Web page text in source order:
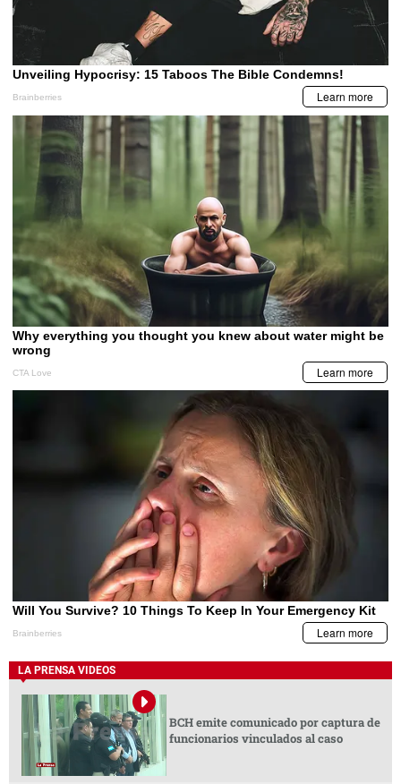
LA PRENSA VIDEOS
BCH emite comunicado por captura de
funcionarios vinculados al caso